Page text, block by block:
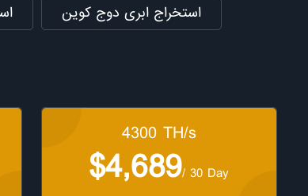
استخراج ابری دوج کوین
4300 TH/s
$4,689/ 30 Day